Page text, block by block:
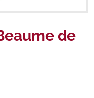
de